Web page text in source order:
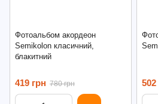
Фотоальбом акордеон
Semikolon класичний,
блакитний
419 грн 780 грн 502